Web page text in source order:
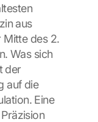
aus
Mitte des 2.
Was sich
der
auf die
Eine